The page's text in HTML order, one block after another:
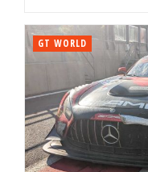
GT WORLD